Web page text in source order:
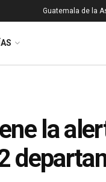
Guatemala de la
la